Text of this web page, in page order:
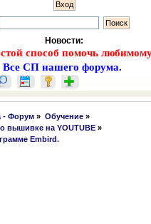
Новости:
способ помочь
Все СП нашего форума.
- Форум » Обучение»
вышивке на YOUTUBE »
Embird.